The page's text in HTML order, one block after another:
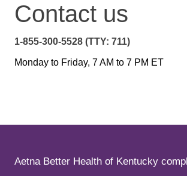
Contact us
1-855-300-5528 (TTY: 711)
Monday to Friday, 7 AM to 7 PM ET
Aetna Better Health of Kentucky